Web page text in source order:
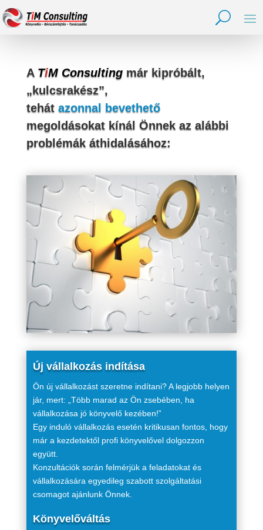
A TiM Consultingmár kipróbált,
„kulcsrakész”,
tehát azonnal bevethető
megoldásokat kínál Önnek az alábbi
problémák áthidalásához:
Új vállalkozás indítása
Ön új vállalkozást szeretne indítani? A legjobb helyen
jár, mert: „Több marad az Ön zsebében, ha
vállalkozása jó könyvelő kezében!”
Egy induló vállalkozás esetén kritikusan fontos, hogy
már a kezdetektől profi könyvelővel dolgozzon
együtt.
Konzultációk során felmérjük a feladatokat és
vállalkozására egyedileg szabott szolgáltatási
csomagot ajánlunk Önnek.
Könyvelőváltás